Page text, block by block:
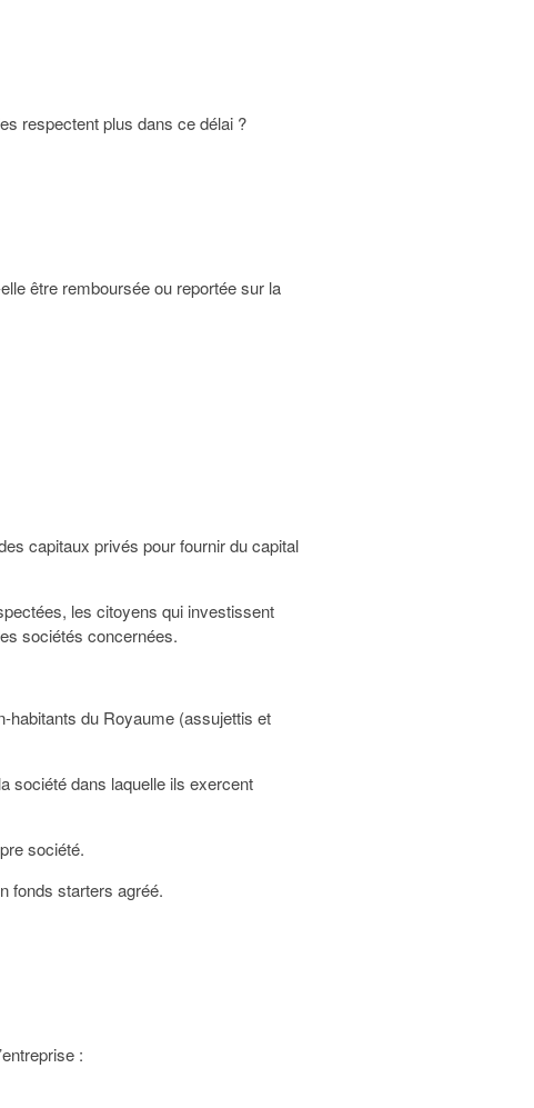
respectent plus dans ce délai ?
être remboursée ou reportée sur la
capitaux privés pour fournir du capital
les citoyens qui investissent
sociétés concernées.
habitants du Royaume (assujettis et
société dans laquelle ils exercent
société.
fonds starters agréé.
: